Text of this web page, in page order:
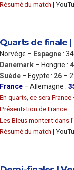
Résumé du match |
Quarts de finale
Norvège – Espagne:
Danemark – Hongrie :
Suède – Egypte : 26 –
France – Allemagne :
En quarts, ce sera
Présentation de France –
Les Bleus montent dans
Résumé du match |